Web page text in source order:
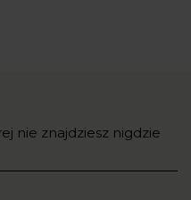
nie znajdziesz nigdzie